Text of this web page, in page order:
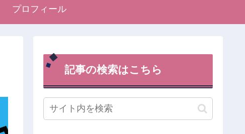
プロフィール
記事の検索はこちら